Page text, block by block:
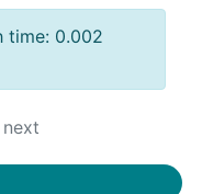
time: 0.002
next